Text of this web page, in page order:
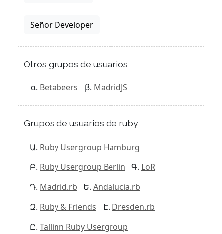
Señor Developer
Otros grupos de usuarios
Betabeers MadridJS
Grupos de usuarios de ruby
Ruby Usergroup Hamburg
Ruby Usergroup Berlin
LoR
Madrid.rb
Andalucia.rb
Ruby & Friends
Dresden.rb
Tallinn Ruby Usergroup